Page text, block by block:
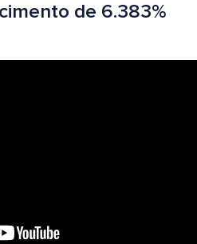
de 6.383%